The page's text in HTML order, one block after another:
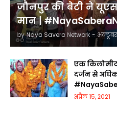
जौनपुर की बेटी ने
मान |
by Naya Savera Network -
एक
दर्जन से
अप्रैल 15, 2021